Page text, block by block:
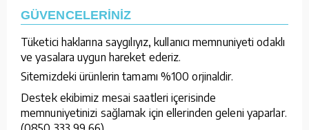
GÜVENCELERİNİZ
Tüketici haklarına saygılıyız, kullanıcı memnuniyeti odaklı
ve yasalara uygun hareket ederiz.
Sitemizdeki ürünlerin tamamı %100 orjinaldir.
Destek ekibimiz mesai saatleri içerisinde
memnuniyetinizi sağlamak için ellerinden geleni yaparlar.